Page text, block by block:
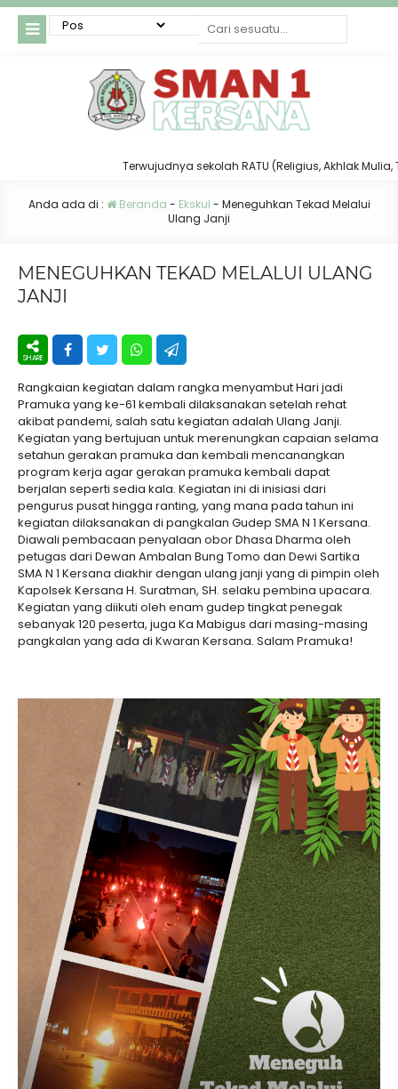
Terwujudnya sekolah RATU (Religius, Akhlak Mulia,
Anda ada di : Beranda - Ekskul - Meneguhkan Tekad Melalui
Ulang Janji
MENEGUHKAN TEKAD MELALUI ULANG
JANJI
Rangkaian kegiatan dalam rangka menyambut Hari jadi
Pramuka yang ke-61 kembali dilaksanakan setelah rehat
akibat pandemi, salah satu kegiatan adalah Ulang Janji.
Kegiatan yang bertujuan untuk merenungkan capaian selama
setahun gerakan pramuka dan kembali mencanangkan
program kerja agar gerakan pramuka kembali dapat
berjalan seperti sedia kala. Kegiatan ini di inisiasi dari
pengurus pusat hingga ranting, yang mana pada tahun ini
kegiatan dilaksanakan di pangkalan Gudep SMA N 1 Kersana.
Diawali pembacaan penyalaan obor Dhasa Dharma oleh
petugas dari Dewan Ambalan Bung Tomo dan Dewi Sartika
SMA N 1 Kersana diakhir dengan ulang janji yang di pimpin oleh
Kapolsek Kersana H. Suratman, SH. selaku pembina upacara.
Kegiatan yang diikuti oleh enam gudep tingkat penegak
sebanyak 120 peserta, juga Ka Mabigus dari masing-masing
pangkalan yang ada di Kwaran Kersana. Salam Pramuka!